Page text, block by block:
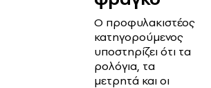
Ο προφυλακιστέος
κατηγορούμενος
υποστηρίζει ότι τα
ρολόγια, τα
μετρητά και οι